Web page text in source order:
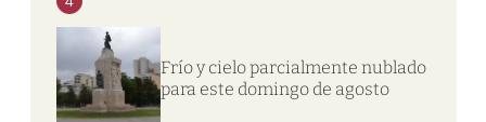
Frío y cielo parcialmente nublado
para este domingo de agosto